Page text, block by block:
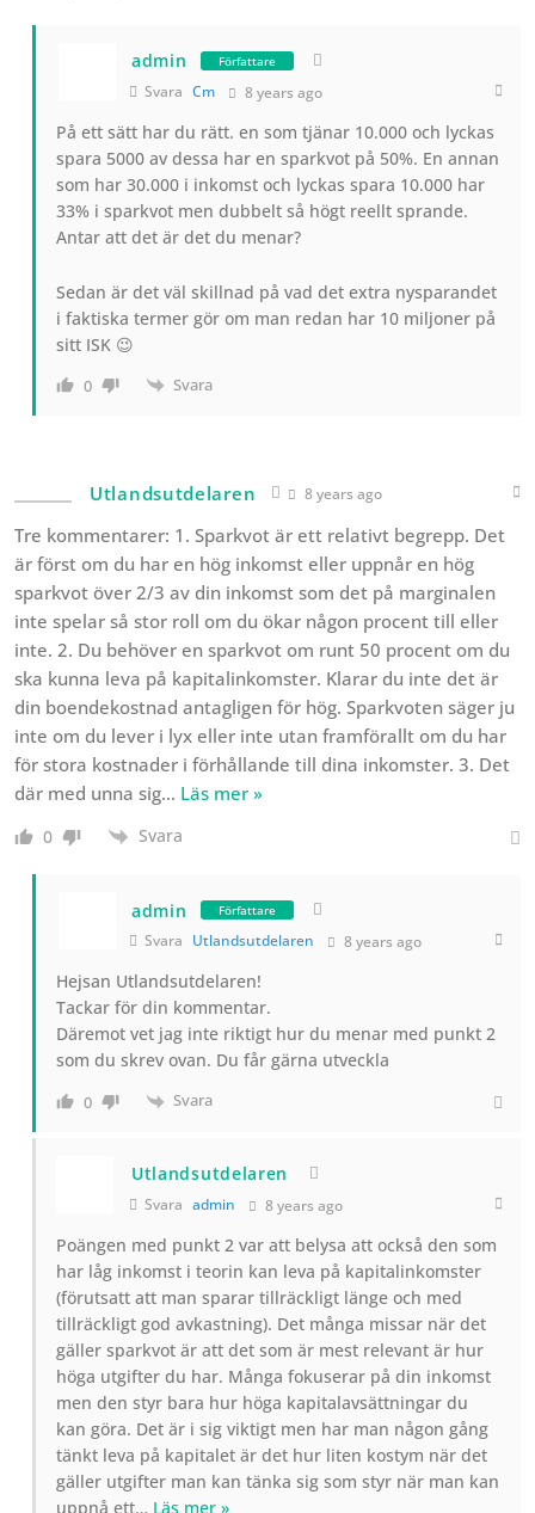
admin Författare
Svara Cm 8 years ago
På ett sätt har du rätt. en som tjänar 10.000 och lyckas
spara 5000 av dessa har en sparkvot på 50%. En annan
som har 30.000 i inkomst och lyckas spara 10.000 har
33% i sparkvot men dubbelt så högt reellt sprande.
Antar att det är det du menar?
Sedan är det väl skillnad på vad det extra nysparandet
i faktiska termer gör om man redan har 10 miljoner på
sitt ISK 😉
0 Svara
Utlandsutdelaren 8 years ago
Tre kommentarer: 1. Sparkvot är ett relativt begrepp. Det
är först om du har en hög inkomst eller uppnår en hög
sparkvot över 2/3 av din inkomst som det på marginalen
inte spelar så stor roll om du ökar någon procent till eller
inte. 2. Du behöver en sparkvot om runt 50 procent om du
ska kunna leva på kapitalinkomster. Klarar du inte det är
din boendekostnad antagligen för hög. Sparkvoten säger ju
inte om du lever i lyx eller inte utan framförallt om du har
för stora kostnader i förhållande till dina inkomster. 3. Det
där med unna sig… Läs mer »
0 Svara
admin Författare
Svara Utlandsutdelaren 8 years ago
Hejsan Utlandsutdelaren!
Tackar för din kommentar.
Däremot vet jag inte riktigt hur du menar med punkt 2
som du skrev ovan. Du får gärna utveckla
0 Svara
Utlandsutdelaren
Svara admin 8 years ago
Poängen med punkt 2 var att belysa att också den som
har låg inkomst i teorin kan leva på kapitalinkomster
(förutsatt att man sparar tillräckligt länge och med
tillräckligt god avkastning). Det många missar när det
gäller sparkvot är att det som är mest relevant är hur
höga utgifter du har. Många fokuserar på din inkomst
men den styr bara hur höga kapitalavsättningar du
kan göra. Det är i sig viktigt men har man någon gång
tänkt leva på kapitalet är det hur liten kostym när det
gäller utgifter man kan tänka sig som styr när man kan
uppnå ett… Läs mer »